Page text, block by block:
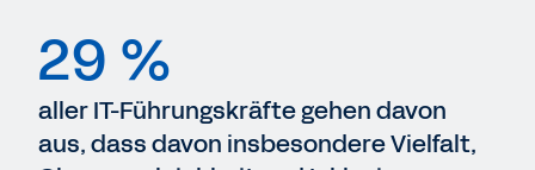
29 %
aller IT-Führungskräfte gehen davon
aus, dass davon insbesondere Vielfalt,